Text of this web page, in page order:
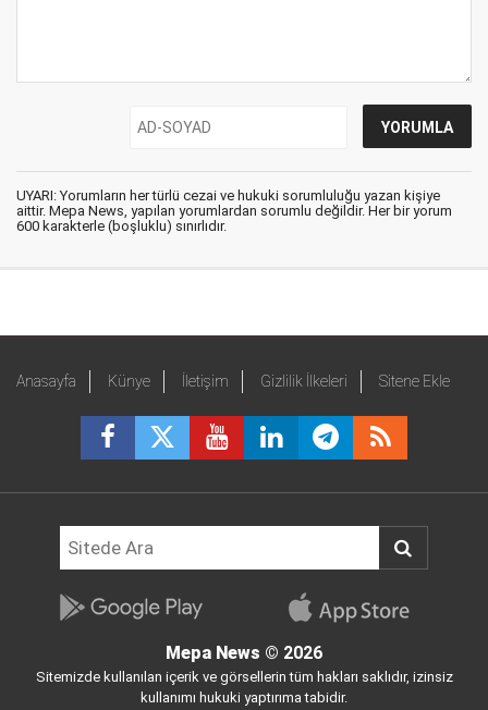
UYARI: Yorumların her türlü cezai ve hukuki sorumluluğu yazan kişiye
aittir. Mepa News, yapılan yorumlardan sorumlu değildir. Her bir yorum
600 karakterle (boşluklu) sınırlıdır.
Anasayfa Künye İletişim Gizlilik İlkeleri Sitene Ekle
Mepa News © 2026
Sitemizde kullanılan içerik ve görsellerin tüm hakları saklıdır, izinsiz
kullanımı hukuki yaptırıma tabidir.